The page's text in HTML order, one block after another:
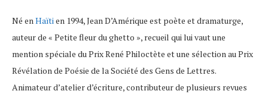
Né enHaïtien 1994, Jean D’Amérique est poète et dramaturge,
auteur de « Petite fleur du ghetto », recueil qui lui vaut une
mention spéciale du Prix René Philoctète et une sélection au Prix
Révélation de Poésie de la Société des Gens de Lettres.
Animateur d’atelier d’écriture, contributeur de plusieurs revues